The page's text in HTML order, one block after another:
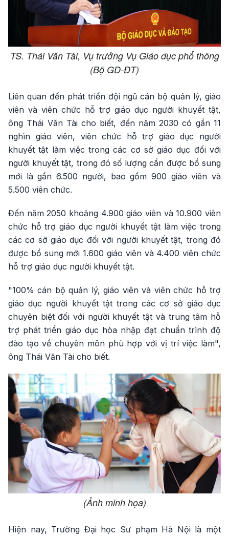
TS. Thái Văn Tài, Vụ trưởng Vụ Giáo dục phổ thông
(Bộ GD-ĐT)
Liên quan đến phát triển đội ngũ cán bộ quản lý, giáo
viên và viên chức hỗ trợ giáo dục người khuyết tật,
ông Thái Văn Tài cho biết, đến năm 2030 có gần 11
nghìn giáo viên, viên chức hỗ trợ giáo dục người
khuyết tật làm việc trong các cơ sở giáo dục đối với
người khuyết tật, trong đó số lượng cần được bổ sung
mới là gần 6.500 người, bao gồm 900 giáo viên và
5.500 viên chức.
Đến năm 2050 khoảng 4.900 giáo viên và 10.900 viên
chức hỗ trợ giáo dục người khuyết tật làm việc trong
các cơ sở giáo dục đối với người khuyết tật, trong đó
được bổ sung mới 1.600 giáo viên và 4.400 viên chức
hỗ trợ giáo dục người khuyết tật.
"100% cán bộ quản lý, giáo viên và viên chức hỗ trợ
giáo dục người khuyết tật trong các cơ sở giáo dục
chuyên biệt đối với người khuyết tật và trung tâm hỗ
trợ phát triển giáo dục hòa nhập đạt chuẩn trình độ
đào tạo về chuyên môn phù hợp với vị trí việc làm",
ông Thái Văn Tài cho biết.
(Ảnh minh họa)
Hiện nay, Trường Đại học Sư phạm Hà Nội là một